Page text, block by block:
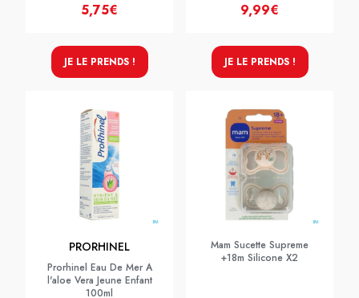
5,75€
JE LE PRENDS !
9,99€
JE LE PRENDS !
PRORHINEL
Prorhinel Eau De Mer A
l'aloe Vera Jeune Enfant
100ml
Mam Sucette Supreme
+18m Silicone X2